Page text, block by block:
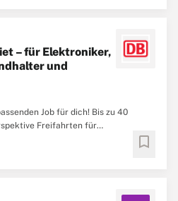
– für Elektroniker,
und
Job für dich! Bis zu 40
Freifahrten für
Bereichen Elektrotechnik,
bookmark